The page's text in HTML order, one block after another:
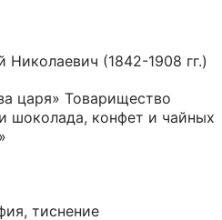
Николаевич (1842-1908 гг.)
царя» Товарищество
шоколада, конфет и чайных
тиснение